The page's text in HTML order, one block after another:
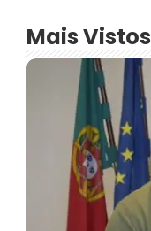
Mais Vistos